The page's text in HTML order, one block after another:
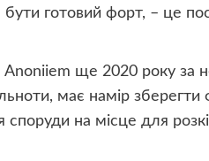
готовий форт, – це
Anoniiem ще 2020 року за
має намір зберегти
споруди на місце для